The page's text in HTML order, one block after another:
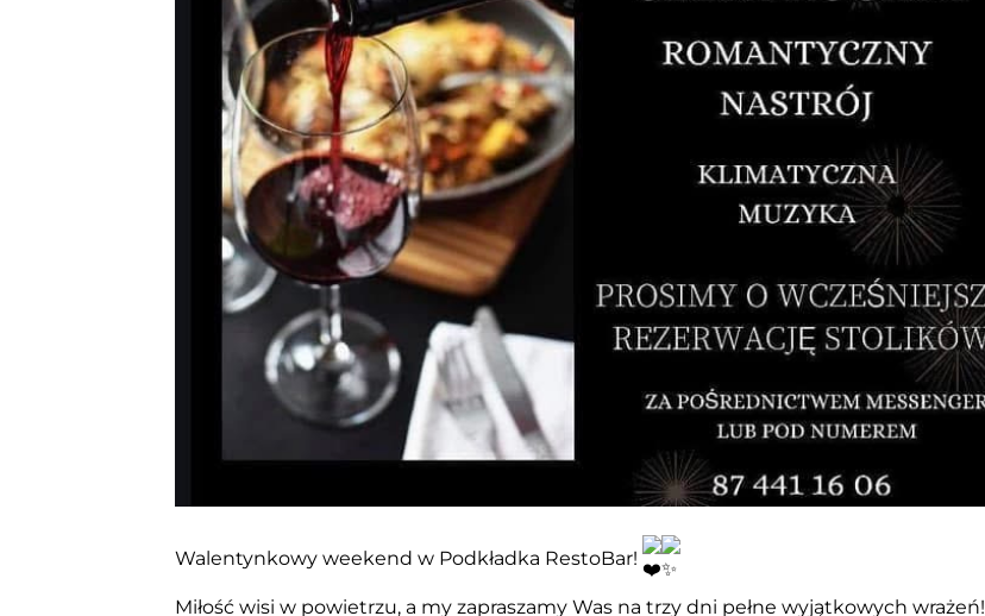
Walentynkowy weekend w Podkładka RestoBar!
Miłość wisi w powietrzu, a my zapraszamy Was na trzy dni pełne wyjątkowych wrażeń!